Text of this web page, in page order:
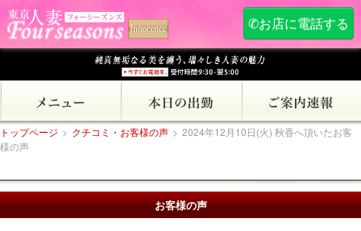
✆お店に電話する
トップページ > クチコミ・お客様の声 > 2024年12月10日(火) 秋香へ頂いたお客
様の声
お客様の声